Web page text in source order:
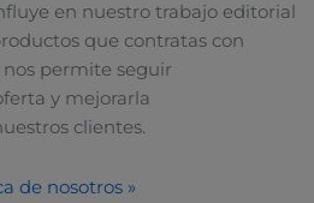
en nuestro trabajo editorial
que contratas con
nos permite seguir
y mejorarla
clientes.
de nosotros »